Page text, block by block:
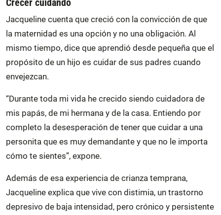
Crecer cuidando
Jacqueline cuenta que creció con la convicción de que
la maternidad es una opción y no una obligación. Al
mismo tiempo, dice que aprendió desde pequeña que el
propósito de un hijo es cuidar de sus padres cuando
envejezcan.
“Durante toda mi vida he crecido siendo cuidadora de
mis papás, de mi hermana y de la casa. Entiendo por
completo la desesperación de tener que cuidar a una
personita que es muy demandante y que no le importa
cómo te sientes”, expone.
Además de esa experiencia de crianza temprana,
Jacqueline explica que vive con distimia, un trastorno
depresivo de baja intensidad, pero crónico y persistente